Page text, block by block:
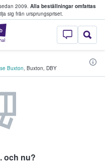
2009. Alla beställningar omfattas
sig från ursprungspriset.
StubHub – där
Buxton, Buxton, DBY
och nu?